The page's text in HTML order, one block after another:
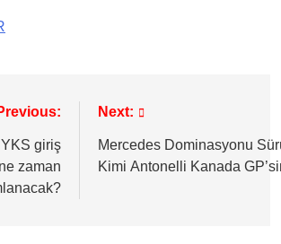
giriş
zaman
Next:
Mercedes Dominasyonu
Kimi Antonelli Kanada